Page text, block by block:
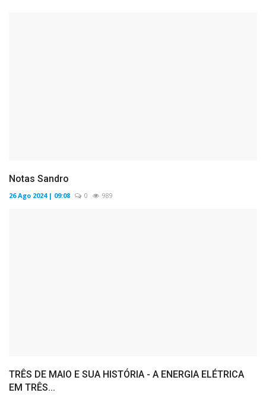
Notas Sandro
26 Ago 2024 | 09:08 0 989
TRÊS DE MAIO E SUA HISTÓRIA - A ENERGIA ELÉTRICA
EM TRÊS...